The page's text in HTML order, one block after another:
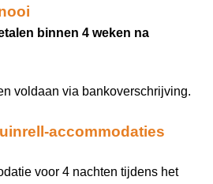
binnen 4 weken na
voldaan via bankoverschrijving.
accommodaties
voor 4 nachten tijdens het